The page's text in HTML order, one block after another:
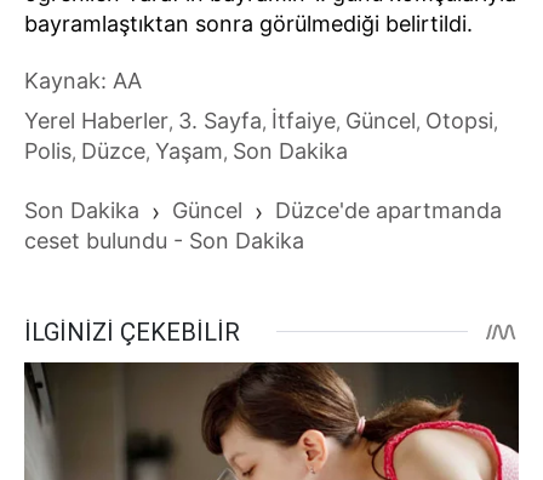
bayramlaştıktan sonra görülmediği belirtildi.
Kaynak: AA
Yerel Haberler, 3. Sayfa, İtfaiye, Güncel, Otopsi,
Polis, Düzce, Yaşam, Son Dakika
Son Dakika › Güncel › Düzce'de apartmanda
ceset bulundu - Son Dakika